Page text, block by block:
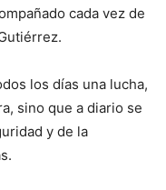
cada vez de
los días una lucha,
sino que a diario se
y de la